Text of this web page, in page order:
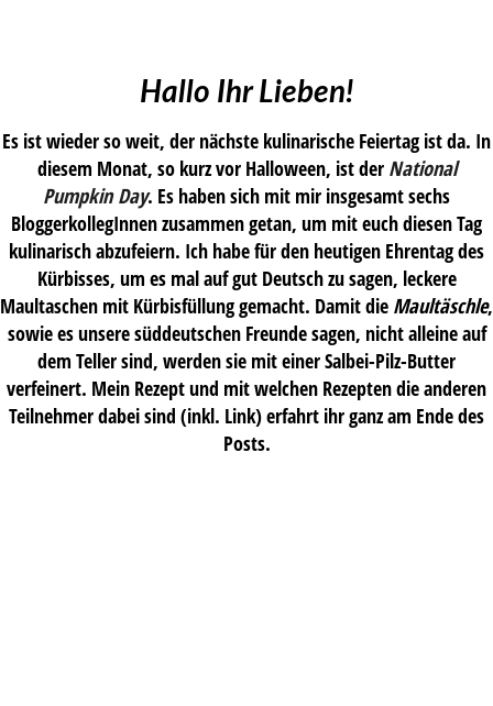
Hallo Ihr Lieben!
Es ist wieder so weit, der nächste kulinarische Feiertag ist da. In
diesem Monat, so kurz vor Halloween, ist der National
Pumpkin Day. Es haben sich mit mir insgesamt sechs
BloggerkollegInnen zusammen getan, um mit euch diesen Tag
kulinarisch abzufeiern. Ich habe für den heutigen Ehrentag des
Kürbisses, um es mal auf gut Deutsch zu sagen, leckere
Maultaschen mit Kürbisfüllung gemacht. Damit die Maultäschle,
sowie es unsere süddeutschen Freunde sagen, nicht alleine auf
dem Teller sind, werden sie mit einer Salbei-Pilz-Butter
verfeinert. Mein Rezept und mit welchen Rezepten die anderen
Teilnehmer dabei sind (inkl. Link) erfahrt ihr ganz am Ende des
Posts.